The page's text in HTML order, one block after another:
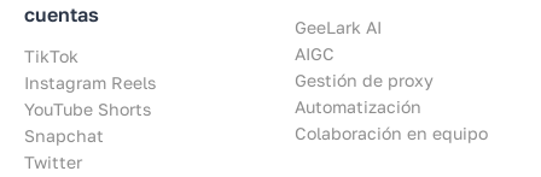
cuentas
TikTok
Instagram Reels
YouTube Shorts
Snapchat
Twitter
GeeLark AI
AIGC
Gestión de proxy
Automatización
Colaboración en equipo